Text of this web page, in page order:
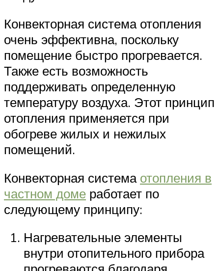
Конвекторная система отопления
очень эффективна, поскольку
помещение быстро прогревается.
Также есть возможность
поддерживать определенную
температуру воздуха. Этот принцип
отопления применяется при
обогреве жилых и нежилых
помещений.
Конвекторная система отопления в
частном доме работает по
следующему принципу:
Нагревательные элементы
внутри отопительного прибора